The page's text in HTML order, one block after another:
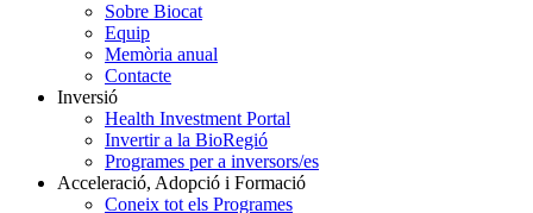
Sobre Biocat
Equip
Memòria anual
Contacte
Inversió
Health Investment Portal
Invertir a la BioRegió
Programes per a inversors/es
Acceleració, Adopció i Formació
Coneix tot els Programes